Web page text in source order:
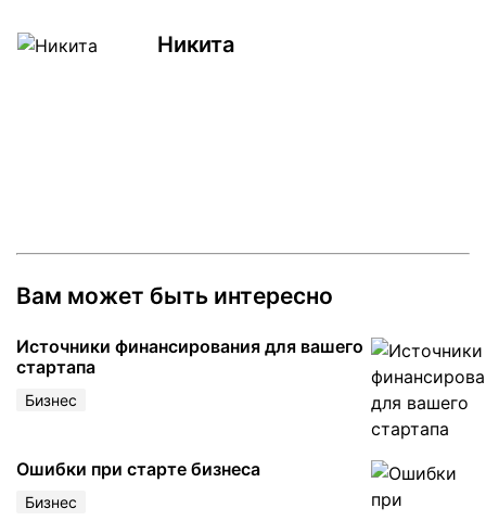
Никита
Вам может быть интересно
Источники финансирования для вашего
стартапа
Бизнес
Ошибки при старте бизнеса
Бизнес